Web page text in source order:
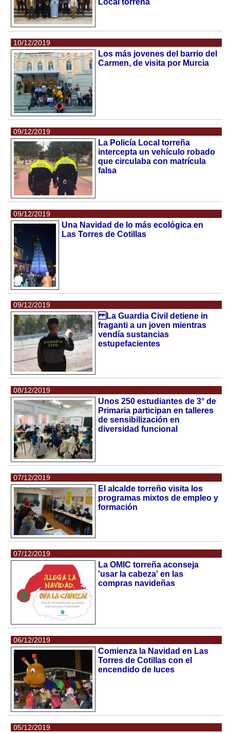
Local torreña
10/12/2019
Los más jovenes del barrio del
Carmen, de visita por Murcia
09/12/2019
La Policía Local torreña
intercepta un vehículo robado
que circulaba con matrícula
falsa
09/12/2019
Una Navidad de lo más ecológica en
Las Torres de Cotillas
09/12/2019
La Guardia Civil detiene in
fraganti a un joven mientras
vendía sustancias
estupefacientes
08/12/2019
Unos 250 estudiantes de 3° de
Primaria participan en talleres
de sensibilización en
diversidad funcional
07/12/2019
El alcalde torreño visita los
programas mixtos de empleo y
formación
07/12/2019
La OMIC torreña aconseja
'usar la cabeza' en las
compras navideñas
06/12/2019
Comienza la Navidad en Las
Torres de Cotillas con el
encendido de luces
05/12/2019